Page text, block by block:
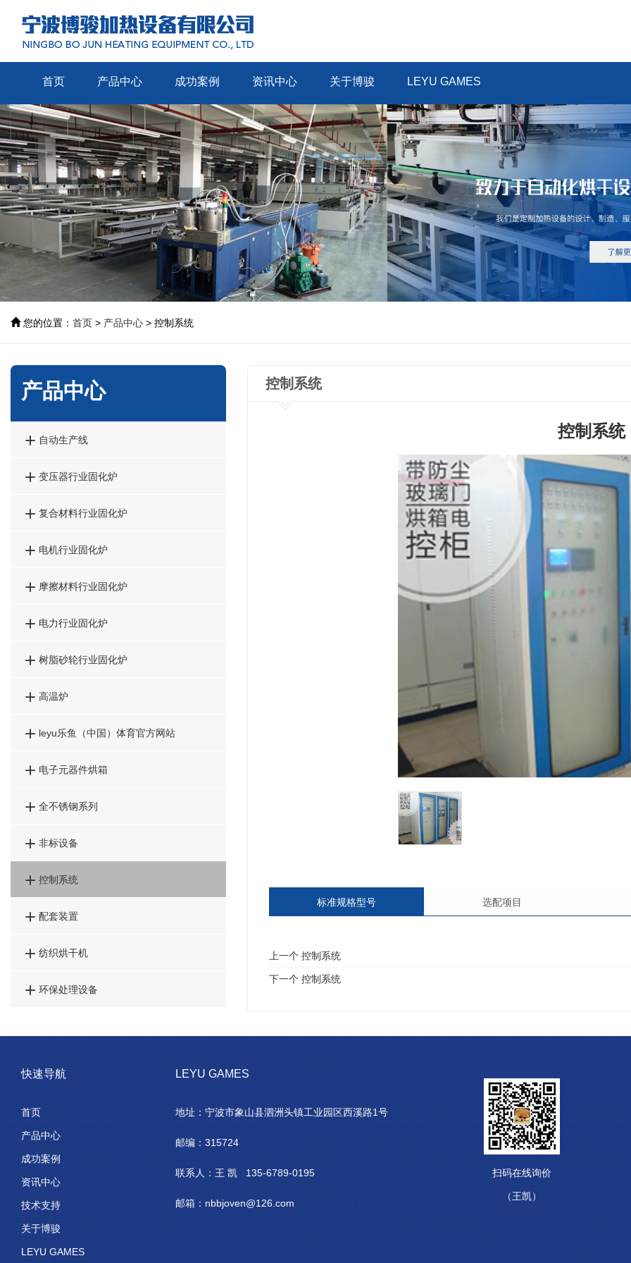
首页 产品中心 成功案例 资讯中心 关于博骏 LEYU GAMES
您的位置： 首页 > 产品中心 > 控制系统
产品中心
 自动生产线
 变压器行业固化炉
 复合材料行业固化炉
 电机行业固化炉
 摩擦材料行业固化炉
 电力行业固化炉
 树脂砂轮行业固化炉
 高温炉
 leyu乐鱼（中国）体育官方网站
 电子元器件烘箱
 全不锈钢系列
 非标设备
 控制系统
 配套装置
 纺织烘干机
 环保处理设备
控制系统
控制系统
标准规格型号 选配项目
上一个 控制系统
下一个 控制系统
快速导航
首页
产品中心
成功案例
资讯中心
技术支持
关于博骏
LEYU GAMES
LEYU GAMES
地址：宁波市象山县泗洲头镇工业园区西溪路1号
邮编：315724
联系人：王 凯 135-6789-0195
邮箱：nbbjoven@126.com
扫码在线询价
（王凯）